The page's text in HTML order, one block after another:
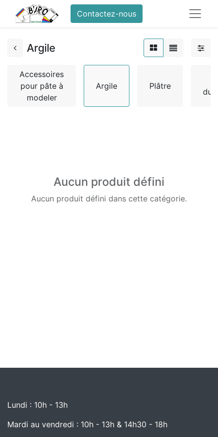
Contactez-nous
Argile
Accessoires
pour pâte à
modeler
Argile Plâtre
Aucun produit défini
Aucun produit défini dans cette catégorie.
Lundi : 10h - 13h
Mardi au vendredi : 10h - 13h & 14h30 - 18h